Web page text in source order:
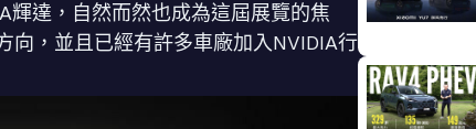
輝達，自然而然也成為這屆展覽的焦
向，並且已經有許多車廠加入NVIDIA行